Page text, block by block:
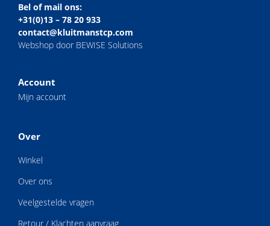
Bel of mail ons:
+31(0)13 – 78 20 933
contact@kluitmanstcp.com
Webshop door BEWISE Solutions
Account
Mijn account
Over
Winkel
Over ons
Veelgestelde vragen
Retour / Klachten aanvraag